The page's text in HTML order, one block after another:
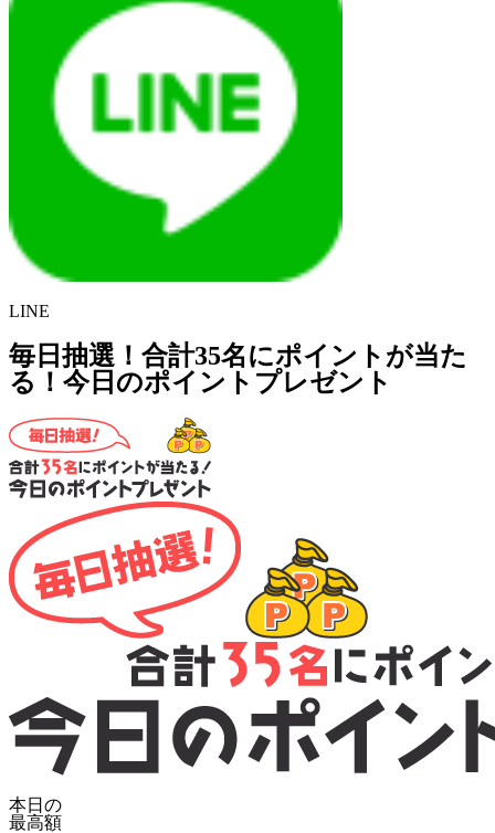
LINE
毎日抽選！合計35名にポイントが当た
る！今日のポイントプレゼント
本日の
最高額